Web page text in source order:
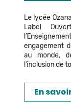
Le lycée
Label
engagement
au monde,
l’inclusion de
En